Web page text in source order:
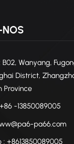
B02, Wanyang,
District,
Province
-13850089005
pa66.com
+8613850089005